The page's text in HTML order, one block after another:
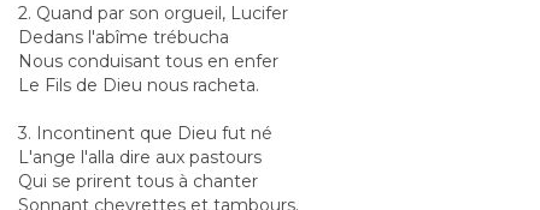
2. Quand par son orgueil, Lucifer
Dedans l'abîme trébucha
Nous conduisant tous en enfer
Le Fils de Dieu nous racheta.
3. Incontinent que Dieu fut né
L'ange l'alla dire aux pastours
Qui se prirent tous à chanter
Sonnant chevrettes et tambours.